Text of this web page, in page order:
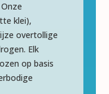
klei),
overtollige
Elk
op basis